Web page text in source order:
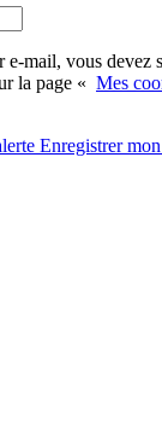
mail, vous devez
la page « Mes
Enregistrermon